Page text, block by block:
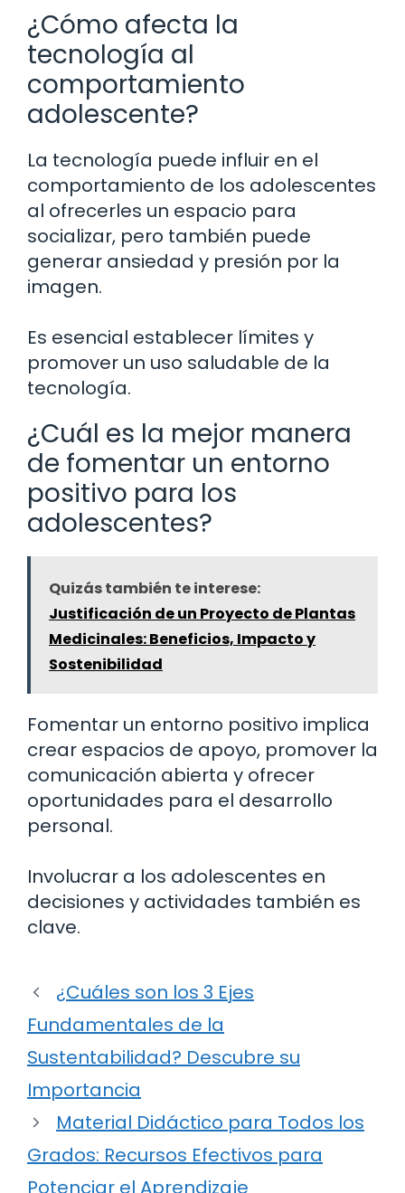
¿Cómo afecta la
tecnología al
comportamiento
adolescente?
La tecnología puede influir en el
comportamiento de los adolescentes
al ofrecerles un espacio para
socializar, pero también puede
generar ansiedad y presión por la
imagen.
Es esencial establecer límites y
promover un uso saludable de la
tecnología.
¿Cuál es la mejor manera
de fomentar un entorno
positivo para los
adolescentes?
Quizás también te interese:
Justificación de un Proyecto de Plantas
Medicinales: Beneficios, Impacto y
Sostenibilidad
Fomentar un entorno positivo implica
crear espacios de apoyo, promover la
comunicación abierta y ofrecer
oportunidades para el desarrollo
personal.
Involucrar a los adolescentes en
decisiones y actividades también es
clave.
¿Cuáles son los 3 Ejes
Fundamentales de la
Sustentabilidad? Descubre su
Importancia
Material Didáctico para Todos los
Grados: Recursos Efectivos para
Potenciar el Aprendizaje